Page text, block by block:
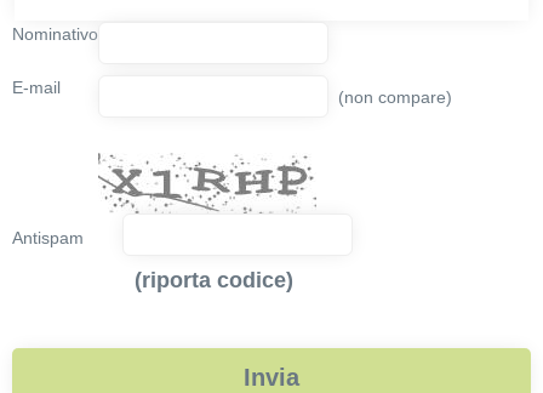
Nominativo
E-mail (non compare)
Antispam
(riporta codice)